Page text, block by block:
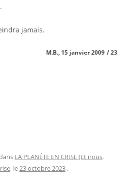
jamais.
2009 / 23
LA PLANÉTE EN CRISE (Et nous,
, le23 octobre 2023 .